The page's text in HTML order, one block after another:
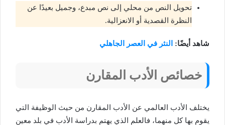
تحويل النص من محلي إلى نص مبدع، وجميل بعيدًا عن
النظرة القصدية أو الانعزالية.
شاهد أيضًا: النثر في العصر الجاهلي
خصائص الأدب المقارن
يختلف الأدب العالمي عن الأدب المقارن من حيث الوظيفة التي
يقوم بها كل منهما، فالعلم الذي يهتم بدراسة الأدب في بلد معين